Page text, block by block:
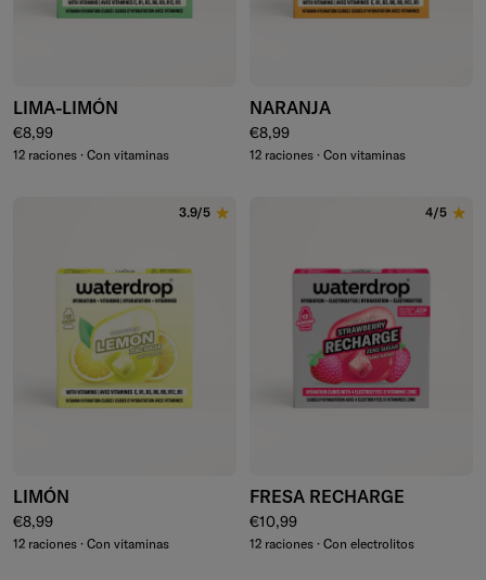
LIMA-LIMÓN
Precio normal
€8,99
12 raciones · Con vitaminas
NARANJA
Precio normal
€8,99
12 raciones · Con vitaminas
3.9/5
LIMÓN
Precio normal
€8,99
12 raciones · Con vitaminas
4/5
FRESA RECHARGE
Precio normal
€10,99
12 raciones · Con electrolitos